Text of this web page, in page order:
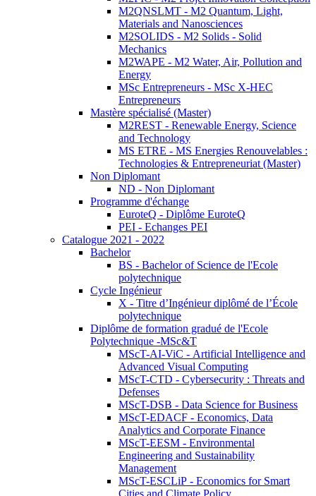
M2QNSLMT - M2 Quantum, Light,
Materials and Nanosciences
M2SOLIDS - M2 Solids - Solid
Mechanics
M2WAPE - M2 Water, Air, Pollution and
Energy
MSc Entrepreneurs - MSc X-HEC
Entrepreneurs
Mastère spécialisé (Master)
M2REST - Renewable Energy, Science
and Technology
MS ETRE - MS Energies Renouvelables :
Technologies & Entrepreneuriat (Master)
Non Diplomant
ND - Non Diplomant
Programme d'échange
EuroteQ - Diplôme EuroteQ
PEI - Echanges PEI
Catalogue 2021 - 2022
Bachelor
BS - Bachelor of Science de l'Ecole
polytechnique
Cycle Ingénieur
X - Titre d’Ingénieur diplômé de l’École
polytechnique
Diplôme de formation gradué de l'Ecole
Polytechnique -MSc&T
MScT-AI-ViC - Artificial Intelligence and
Advanced Visual Computing
MScT-CTD - Cybersecurity : Threats and
Defenses
MScT-DSB - Data Science for Business
MScT-EDACF - Economics, Data
Analytics and Corporate Finance
MScT-EESM - Environmental
Engineering and Sustainability
Management
MScT-ESCLiP - Economics for Smart
Cities and Climate Policy